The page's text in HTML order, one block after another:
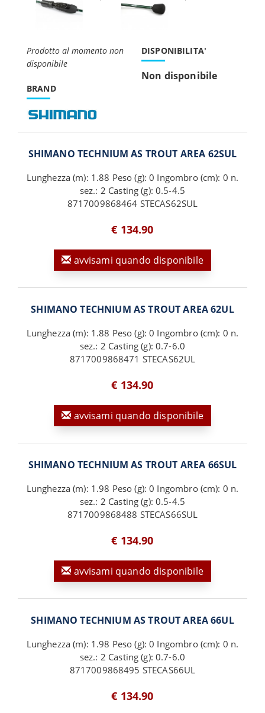
Prodotto al momento non
disponibile
BRAND
DISPONIBILITA'
Non disponibile
SHIMANO TECHNIUM AS TROUT AREA 62SUL
Lunghezza (m): 1.88 Peso (g): 0 Ingombro (cm): 0 n.
sez.: 2 Casting (g): 0.5-4.5
8717009868464 STECAS62SUL
€ 134.90
avvisami quando disponibile
SHIMANO TECHNIUM AS TROUT AREA 62UL
Lunghezza (m): 1.88 Peso (g): 0 Ingombro (cm): 0 n.
sez.: 2 Casting (g): 0.7-6.0
8717009868471 STECAS62UL
€ 134.90
avvisami quando disponibile
SHIMANO TECHNIUM AS TROUT AREA 66SUL
Lunghezza (m): 1.98 Peso (g): 0 Ingombro (cm): 0 n.
sez.: 2 Casting (g): 0.5-4.5
8717009868488 STECAS66SUL
€ 134.90
avvisami quando disponibile
SHIMANO TECHNIUM AS TROUT AREA 66UL
Lunghezza (m): 1.98 Peso (g): 0 Ingombro (cm): 0 n.
sez.: 2 Casting (g): 0.7-6.0
8717009868495 STECAS66UL
€ 134.90